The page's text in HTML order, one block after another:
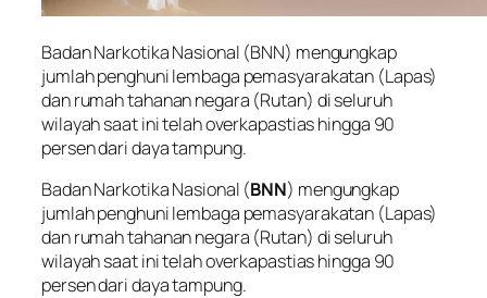
Badan Narkotika Nasional (BNN) mengungkap
jumlah penghuni lembaga pemasyarakatan (Lapas)
dan rumah tahanan negara (Rutan) di seluruh
wilayah saat ini telah overkapastias hingga 90
persen dari daya tampung.
Badan Narkotika Nasional (BNN) mengungkap
jumlah penghuni lembaga pemasyarakatan (Lapas)
dan rumah tahanan negara (Rutan) di seluruh
wilayah saat ini telah overkapastias hingga 90
persen dari daya tampung.